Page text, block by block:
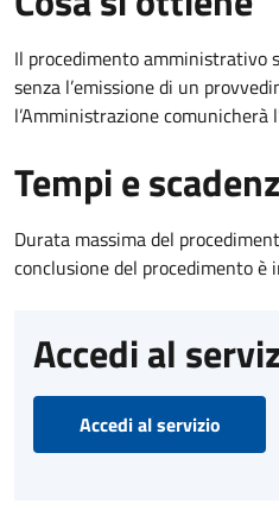
Il procedimento amministrativo
senza l’emissione di un
l’Amministrazione comunicherà
Tempi e
Durata massima del
conclusione del procedimento è
Accedi al
Accedi al servizio